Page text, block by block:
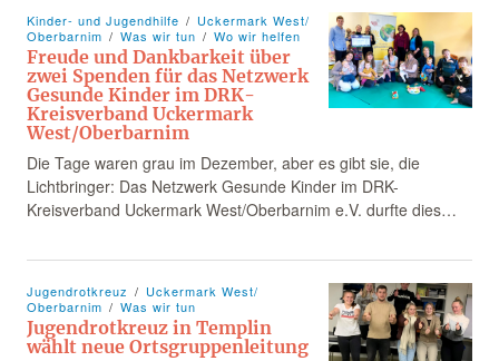
Kinder- und Jugendhilfe
Uckermark West/
Oberbarnim
Was wir tun Wo wir helfen
Freude und Dankbarkeit über
zwei Spenden für das Netzwerk
Gesunde Kinder im DRK-
Kreisverband Uckermark
West/Oberbarnim
Die Tage waren grau im Dezember, aber es gibt sie, die
Lichtbringer: Das Netzwerk Gesunde Kinder im DRK-
Kreisverband Uckermark West/Oberbarnim e.V. durfte dies…
Jugendrotkreuz
Uckermark West/
Oberbarnim
Was wir tun
Jugendrotkreuz in Templin
wählt neue Ortsgruppenleitung